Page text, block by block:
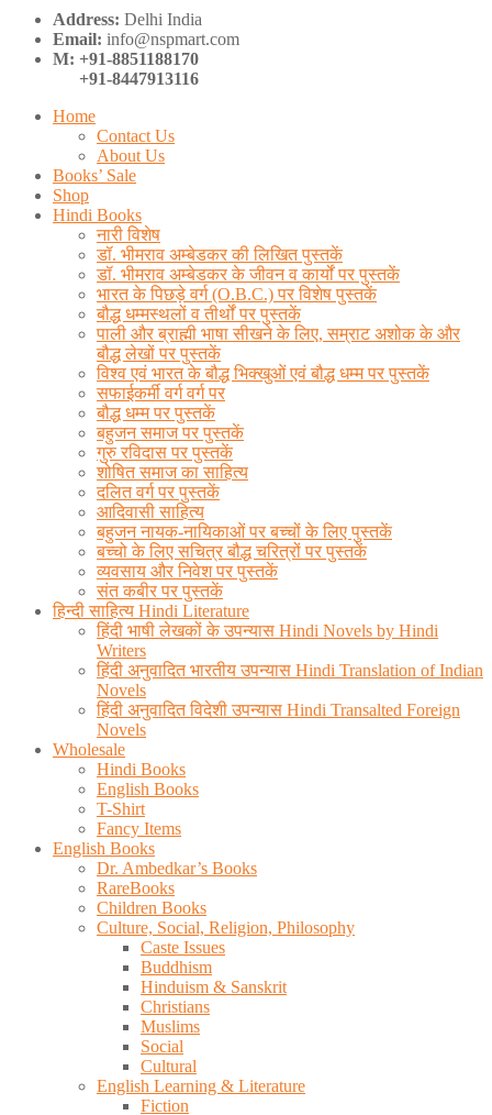
Address: Delhi India
Email: info@nspmart.com
M: +91-8851188170
+91-8447913116
Home
Contact Us
About Us
Books’ Sale
Shop
Hindi Books
नारी विशेष
डॉ. भीमराव अम्बेडकर की लिखित पुस्तकें
डॉ. भीमराव अम्बेडकर के जीवन व कार्यों पर पुस्तकें
भारत के पिछड़े वर्ग (O.B.C.) पर विशेष पुस्तकें
बौद्ध धम्मस्थलों व तीर्थों पर पुस्तकें
पाली और ब्राह्मी भाषा सीखने के लिए, सम्राट अशोक के और
बौद्ध लेखों पर पुस्तकें
विश्व एवं भारत के बौद्ध भिक्खुओं एवं बौद्ध धम्म पर पुस्तकें
सफाईकर्मी वर्ग वर्ग पर
बौद्ध धम्म पर पुस्तकें
बहुजन समाज पर पुस्तकें
गुरु रविदास पर पुस्तकें
शोषित समाज का साहित्य
दलित वर्ग पर पुस्तकें
आदिवासी साहित्य
बहुजन नायक-नायिकाओं पर बच्चों के लिए पुस्तकें
बच्चो के लिए सचित्र बौद्ध चरित्रों पर पुस्तकें
व्यवसाय और निवेश पर पुस्तकें
संत कबीर पर पुस्तकें
हिन्दी साहित्य Hindi Literature
हिंदी भाषी लेखकों के उपन्यास Hindi Novels by Hindi
Writers
हिंदी अनुवादित भारतीय उपन्यास Hindi Translation of Indian
Novels
हिंदी अनुवादित विदेशी उपन्यास Hindi Transalted Foreign
Novels
Wholesale
Hindi Books
English Books
T-Shirt
Fancy Items
English Books
Dr. Ambedkar’s Books
RareBooks
Children Books
Culture, Social, Religion, Philosophy
Caste Issues
Buddhism
Hinduism & Sanskrit
Christians
Muslims
Social
Cultural
English Learning & Literature
Fiction